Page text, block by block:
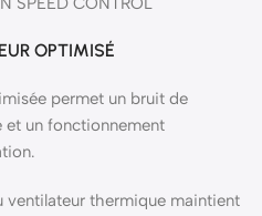
OPTIMISÉ
permet un bruit de
et un fonctionnement
ventilateur thermique maintient